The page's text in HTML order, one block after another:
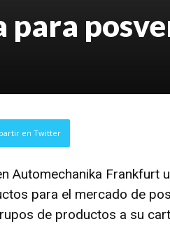
para
en Twitter
Automechanika Frankfurt
para el mercado de
de productos a su